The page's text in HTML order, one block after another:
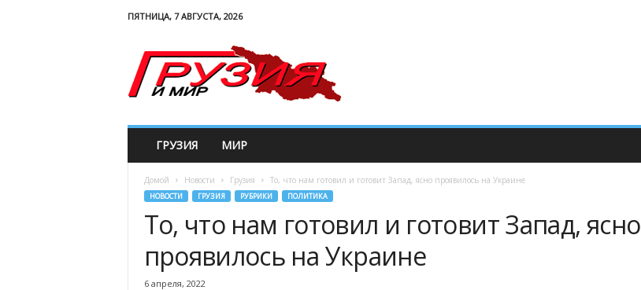
ПЯТНИЦА, 7 АВГУСТА, 2026
o
ГРУЗИЯ МИР
Домой Новости Грузия То, что нам готовил и готовит Запад, ясно проявилось на Украине
НОВОСТИ ГРУЗИЯ РУБРИКИ ПОЛИТИКА
То, что нам готовил и готовит Запад, ясно
проявилось на Украине
6 апреля, 2022